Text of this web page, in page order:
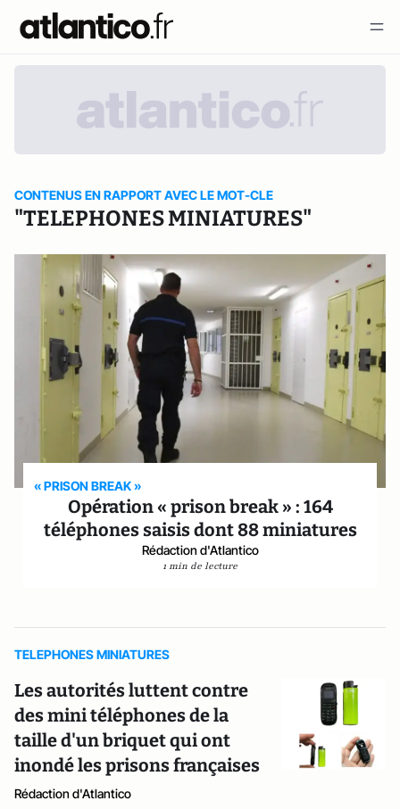
CONTENUS EN RAPPORT AVEC LE MOT-CLE
"TELEPHONES MINIATURES"
« PRISON BREAK »
Opération « prison break » : 164
téléphones saisis dont 88 miniatures
Rédaction d'Atlantico
1 min de lecture
TELEPHONES MINIATURES
Les autorités luttent contre
des mini téléphones de la
taille d'un briquet qui ont
inondé les prisons françaises
Rédaction d'Atlantico